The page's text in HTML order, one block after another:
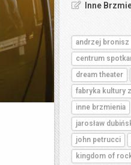
Inne
andrzej bronisz
centrum
dream theater
fabryka kultury
inne brzmienia
jarosław
john petrucci
kingdom of